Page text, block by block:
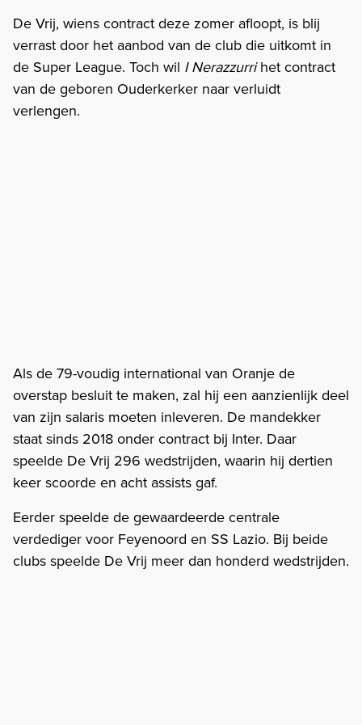
De Vrij, wiens contract deze zomer afloopt, is blij
verrast door het aanbod van de club die uitkomt in
de Super League. Toch wil I Nerazzurrihet contract
van de geboren Ouderkerker naar verluidt
verlengen.
Als de 79-voudig international van Oranje de
overstap besluit te maken, zal hij een aanzienlijk deel
van zijn salaris moeten inleveren. De mandekker
staat sinds 2018 onder contract bij Inter. Daar
speelde De Vrij 296 wedstrijden, waarin hij dertien
keer scoorde en acht assists gaf.
Eerder speelde de gewaardeerde centrale
verdediger voor Feyenoord en SS Lazio. Bij beide
clubs speelde De Vrij meer dan honderd wedstrijden.